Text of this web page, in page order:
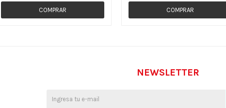
NEWSLETTER